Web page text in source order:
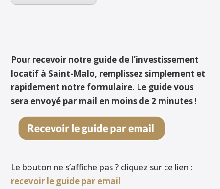
Pour recevoir notre guide de l’investissement
locatif à Saint-Malo, remplissez simplement et
rapidement notre formulaire. Le guide vous
sera envoyé par mail en moins de 2 minutes !
Le bouton ne s’affiche pas ? cliquez sur ce lien :
recevoir le guide par email